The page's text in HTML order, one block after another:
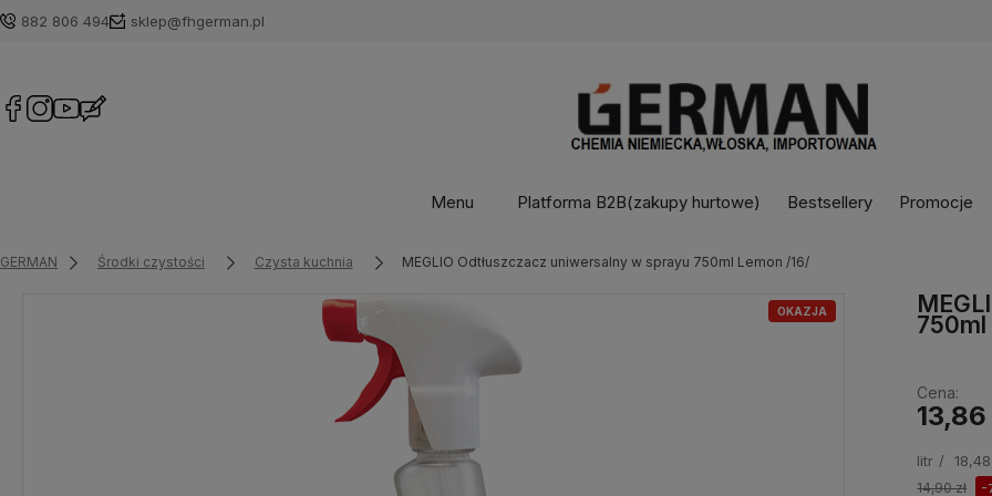
882 806 494 sklep@fhgerman.pl
Menu Platforma B2B(zakupy hurtowe) Bestsellery Promocje
GERMAN Środki czystości Czysta kuchnia MEGLIO Odtłuszczacz uniwersalny w sprayu 750ml Lemon /16/
OKAZJA 750ml
Cena:
13,86
litr 18,48
14,90 zł -